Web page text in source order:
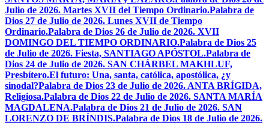
Julio de 2026. Martes XVII del Tiempo Ordinario.Palabra de
Dios 27 de Julio de 2026. Lunes XVII de Tiempo
Ordinario.Palabra de Dios 26 de Julio de 2026. XVII
DOMINGO DEL TIEMPO ORDINARIO.Palabra de Dios 25
de Julio de 2026. Fiesta, SANTIAGO APÓSTOL.Palabra de
Dios 24 de Julio de 2026. SAN CHÁRBEL MAKHLUF,
Presbítero.El futuro: Una, santa, católica, apostólica, ¿y
sinodal?Palabra de Dios 23 de Julio de 2026. ANTA BRÍGIDA,
Religiosa.Palabra de Dios 22 de Julio de 2026. SANTA MARÍA
MAGDALENA.Palabra de Dios 21 de Julio de 2026. SAN
LORENZO DE BRÍNDIS.Palabra de Dios 18 de Julio de 2026.